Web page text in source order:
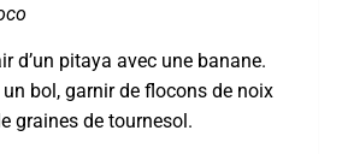
d’un pitaya avec une banane.
bol, garnir de flocons de noix
graines de tournesol.